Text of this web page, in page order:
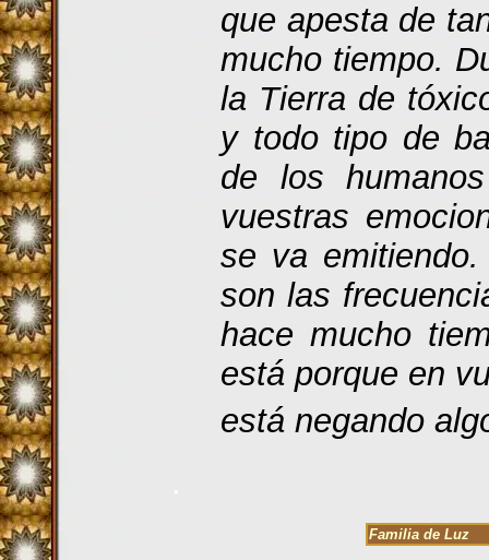
que apesta de
mucho tiempo.
la Tierra de
y todo tipo de
de los
vuestras
se va
son las
hace mucho
está porque en
está negando
Familia de Luz